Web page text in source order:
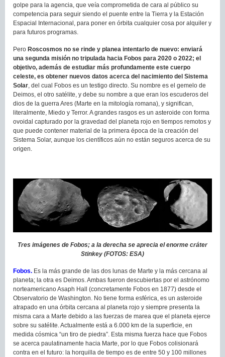
golpe para la agencia, que veía comprometida de cara al público su
competencia para seguir siendo el puente entre la Tierra y la Estación
Espacial Internacional, para poner en órbita cualquier cosa por alquiler y
para futuros programas.
Pero Roscosmos no se rinde y planea intentarlo de nuevo: enviará
una segunda misión no tripulada hacia Fobos para 2020 o 2022; el
objetivo, además de estudiar más profundamente este cuerpo
celeste, es obtener nuevos datos acerca del nacimiento del Sistema
Solar , del cual Fobos es un testigo directo. Su nombre es el gemelo de
Deimos, el otro satélite, y debe su nombre a que eran los escuderos del
dios de la guerra Ares (Marte en la mitología romana), y significan,
literalmente, Miedo y Terror. A grandes rasgos es un asteroide con forma
ovoidal capturado por la gravedad del planeta rojo en tiempos remotos y
que puede contener material de la primera época de la creación del
Sistema Solar, aunque los científicos aún no están seguros acerca de su
origen.
Tres imágenes de Fobos; a la derecha se aprecia el enorme cráter
Stinkey (FOTOS: ESA)
Fobos. Es la más grande de las dos lunas de Marte y la más cercana al
planeta; la otra es Deimos. Ambas fueron descubiertas por el astrónomo
norteamericano Asaph Hall (concretamente Fobos en 1877) desde el
Observatorio de Washington. No tiene forma esférica, es un asteroide
atrapado en una órbita cercana al planeta rojo y siempre presenta la
misma cara a Marte debido a las fuerzas de marea que el planeta ejerce
sobre su satélite. Actualmente está a 6.000 km de la superficie, en
medida cósmica “un tiro de piedra”. Esta misma fuerza hace que Fobos
se acerca paulatinamente hacia Marte, por lo que Fobos colisionará
contra en el futuro: la horquilla de tiempo es de entre 50 y 100 millones